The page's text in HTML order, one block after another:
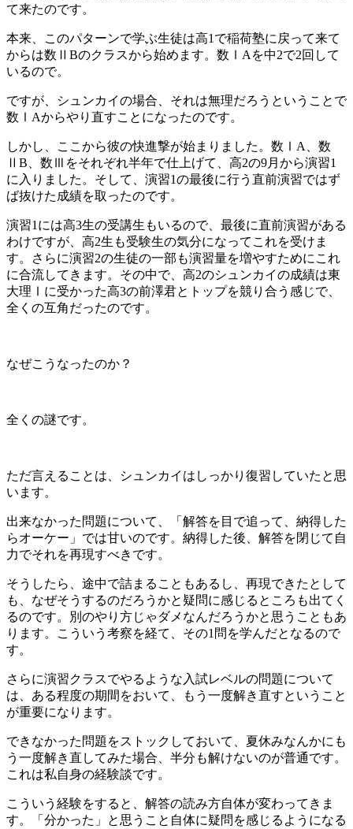
て来たのです。
本来、このパターンで学ぶ生徒は高1で稲荷塾に戻って来て
からは数ⅡBのクラスから始めます。数ⅠAを中2で2回して
いるので。
ですが、シュンカイの場合、それは無理だろうということで
数ⅠAからやり直すことになったのです。
しかし、ここから彼の快進撃が始まりました。数ⅠA、数
ⅡB、数Ⅲをそれぞれ半年で仕上げて、高2の9月から演習1
に入りました。そして、演習1の最後に行う直前演習ではず
ば抜けた成績を取ったのです。
演習1には高3生の受講生もいるので、最後に直前演習がある
わけですが、高2生も受験生の気分になってこれを受けま
す。さらに演習2の生徒の一部も演習量を増やすためにこれ
に合流してきます。その中で、高2のシュンカイの成績は東
大理Ⅰに受かった高3の前澤君とトップを競り合う感じで、
全くの互角だったのです。
なぜこうなったのか？
全くの謎です。
ただ言えることは、シュンカイはしっかり復習していたと思
います。
出来なかった問題について、「解答を目で追って、納得した
らオーケー」では甘いのです。納得した後、解答を閉じて自
力でそれを再現すべきです。
そうしたら、途中で詰まることもあるし、再現できたとして
も、なぜそうするのだろうかと疑問に感じるところも出てく
るのです。別のやり方じゃダメなんだろうかと思うこともあ
ります。こういう考察を経て、その1問を学んだとなるので
す。
さらに演習クラスでやるような入試レベルの問題について
は、ある程度の期間をおいて、もう一度解き直すということ
が重要になります。
できなかった問題をストックしておいて、夏休みなんかにも
う一度解き直してみた場合、半分も解けないのが普通です。
これは私自身の経験談です。
こういう経験をすると、解答の読み方自体が変わってきま
す。「分かった」と思うこと自体に疑問を感じるようになる